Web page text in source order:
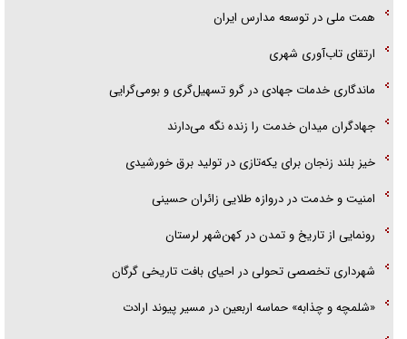
تحلیل ابعاد پیام رهبر انقلاب به حزب‌الله/ مقاومت نقشه راه آینده غرب آسیا
دام‌های بیمار عراق، تهدیدی برای دامداران خوزستان
از تنظیم گری مالی تا توزیع عدالت اعتباری
نجات تالاب انزلی با افتتاح تصفیه خانه شرق
همت ملی در توسعه مدارس ایران
ارتقای تاب‌آوری شهری
ماندگاری خدمات جهادی در گرو تسهیل‌گری و بومی‌گرایی
جهادگران میدان خدمت را زنده نگه می‌دارند
خیز بلند زنجان برای یکه‌تازی در تولید برق خورشیدی
امنیت و خدمت در دروازه طلایی زائران حسینی